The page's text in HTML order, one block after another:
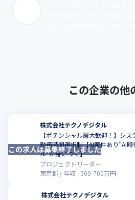
この企業の他
株式会社テクノデジタル
【ポテンシャル層大歓迎！】シ
勤務時間選択制【AI案件あり”AI
ル”が身につく】
プロジェクトリーダー
東京都
年収 : 500-700万円
この求人は募集終了しました
株式会社テクノデジタル